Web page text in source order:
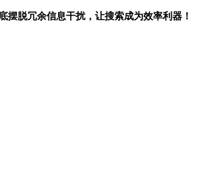
摆脱冗余信息干扰，让搜索成为效率利器！